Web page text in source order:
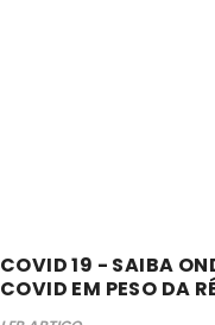
COVID 19 - SAIBA
COVID EM PESO DA